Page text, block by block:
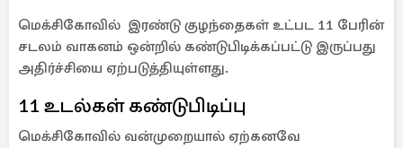
மெக்சிகோவில் இரண்டு குழந்தைகள் உட்பட 11 பேரின்
சடலம் வாகனம் ஒன்றில் கண்டுபிடிக்கப்பட்டு இருப்பது
அதிர்ச்சியை ஏற்படுத்தியுள்ளது.
11 உடல்கள் கண்டுபிடிப்பு
மெக்சிகோவில் வன்முறையால் ஏற்கனவே